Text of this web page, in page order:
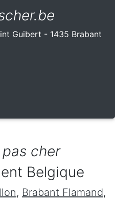
Guibert - 1435 Brabant
cher
Belgique
, Brabant Flamand,